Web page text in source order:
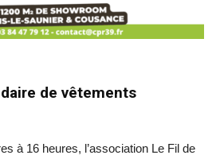
de vêtements
à 16 heures, l’association Le Fil de